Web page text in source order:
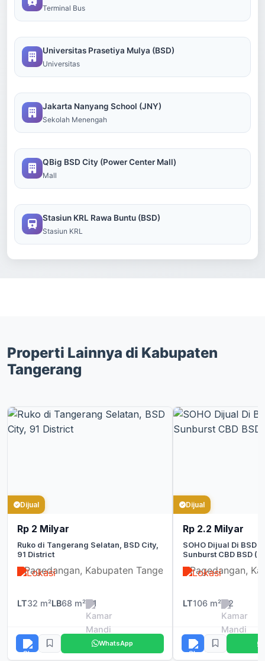
Terminal Bus
Universitas Prasetiya Mulya (BSD)
Universitas
Jakarta Nanyang School (JNY)
Sekolah Menengah
QBig BSD City (Power Center Mall)
Mall
Stasiun KRL Rawa Buntu (BSD)
Stasiun KRL
Properti Lainnya di Kabupaten
Tangerang
Dijual
Rp 2 Milyar
Ruko di Tangerang Selatan, BSD City,
91 District
Pagedangan, Kabupaten Tangerang
LT32 m²LB68 m² 1
WhatsApp
Dijual
Rp 2.2 Milyar
SOHO Dijual Di BSD
Sunburst CBD BSD
Pagedangan,
LT106 m² 2